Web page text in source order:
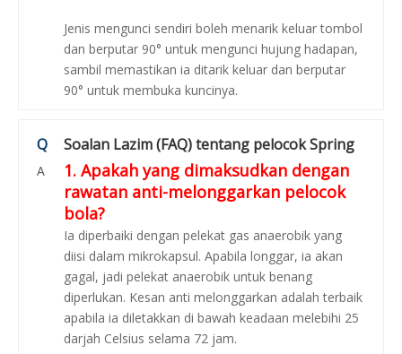
Jenis mengunci sendiri boleh menarik keluar tombol
dan berputar 90° untuk mengunci hujung hadapan,
sambil memastikan ia ditarik keluar dan berputar
90° untuk membuka kuncinya.
Q Soalan Lazim (FAQ) tentang pelocok Spring
A
1. Apakah yang dimaksudkan dengan
rawatan anti-melonggarkan pelocok
bola?
Ia diperbaiki dengan pelekat gas anaerobik yang
diisi dalam mikrokapsul. Apabila longgar, ia akan
gagal, jadi pelekat anaerobik untuk benang
diperlukan. Kesan anti melonggarkan adalah terbaik
apabila ia diletakkan di bawah keadaan melebihi 25
darjah Celsius selama 72 jam.